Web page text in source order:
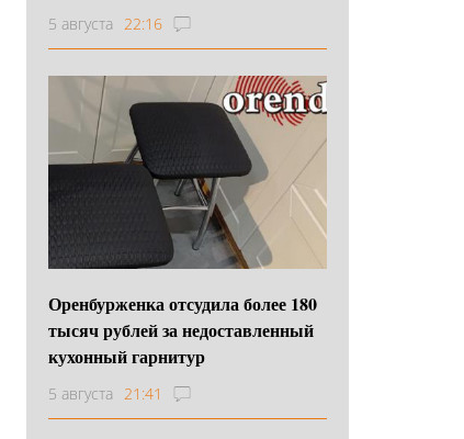
5 августа 22:16
Оренбурженка отсудила более 180
тысяч рублей за недоставленный
кухонный гарнитур
5 августа 21:41